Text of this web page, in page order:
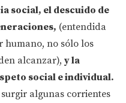
social, el descuido de
(entendida
humano, no sólo los
alcanzar), y la
social e individual.
algunas corrientes